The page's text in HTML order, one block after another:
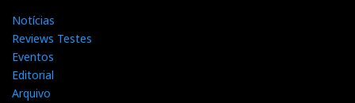
Notícias
Reviews Testes
Eventos
Editorial
Arquivo